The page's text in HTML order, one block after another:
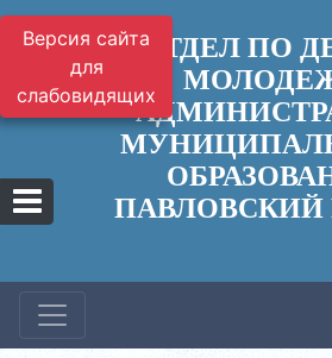
Версия сайта
для
слабовидящих
ОТДЕЛ ПО
ПАВЛОВСКИЙ